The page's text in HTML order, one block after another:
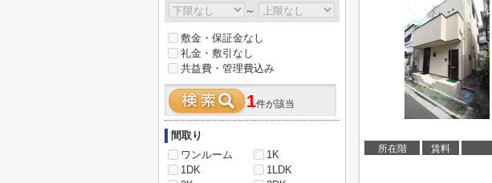
所在階 賃料
～
敷金・保証金なし
礼金・敷引なし
共益費・管理費込み
1件が該当
間取り
ワンルーム
1K
1DK
1LDK